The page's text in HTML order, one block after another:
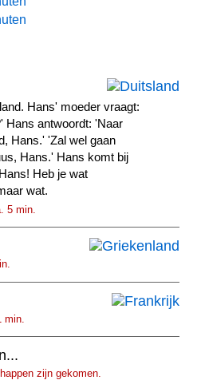
Hans' moeder vraagt:
Hans antwoordt: 'Naar
Hans.' 'Zal wel gaan
Hans.' Hans komt bij
Heb je wat
wat.
5 min.
min.
zijn gekomen.